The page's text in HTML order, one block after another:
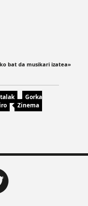
bat da musikari izatea»
Gorka
Zinema